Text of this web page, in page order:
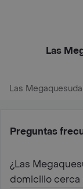
Las
Las
Preguntas
¿Las
domicilio